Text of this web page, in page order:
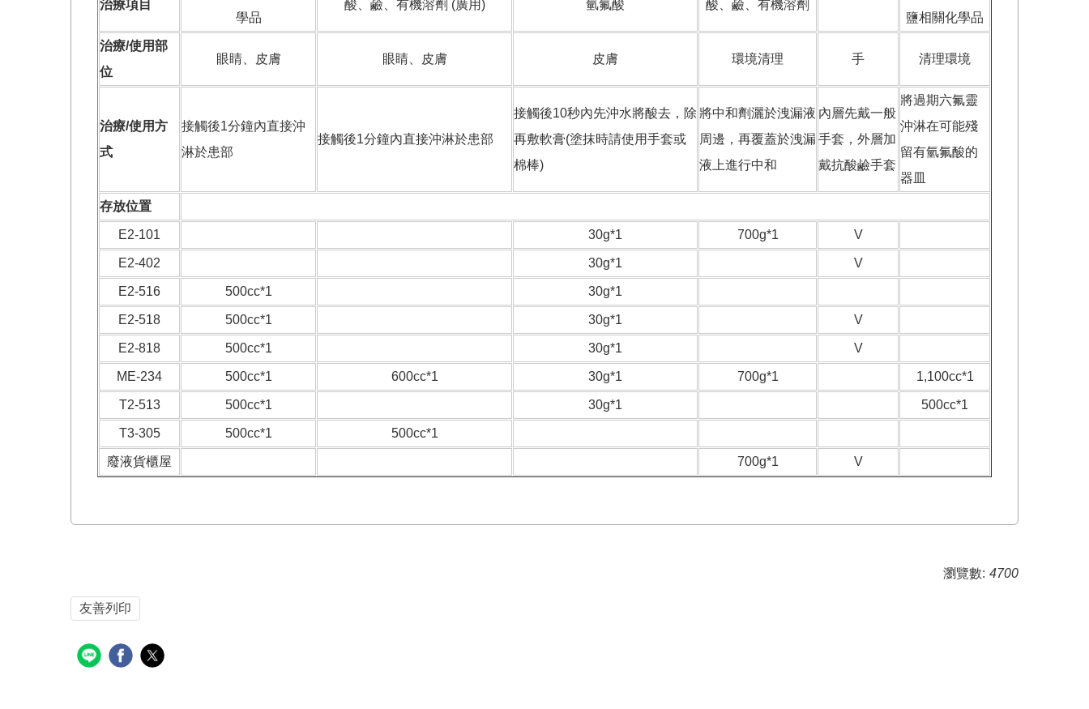
治療項目
學品
酸、鹼、有機溶劑 (廣用) 氫氟酸 酸、鹼、有機溶劑
鹽相關化學品
治療/使用部
位
眼睛、皮膚 眼睛、皮膚 皮膚 環境清理 手 清理環境
治療/使用方
式
接觸後1分鐘內直接沖
淋於患部
接觸後1分鐘內直接沖淋於患部
接觸後10秒內先沖水將酸去，除
再敷軟膏(塗抹時請使用手套或
棉棒)
將中和劑灑於洩漏液
周邊，再覆蓋於洩漏
液上進行中和
內層先戴一般
手套，外層加
戴抗酸鹼手套
將過期六氟靈
沖淋在可能殘
留有氫氟酸的
器皿
存放位置
E2-101 30g*1 700g*1 V
E2-402 30g*1 V
E2-516 500cc*1 30g*1
E2-518 500cc*1 30g*1 V
E2-818 500cc*1 30g*1 V
ME-234 500cc*1 600cc*1 30g*1 700g*1 1,100cc*1
T2-513 500cc*1 30g*1 500cc*1
T3-305 500cc*1 500cc*1
廢液貨櫃屋 700g*1 V
瀏覽數: 4700
友善列印